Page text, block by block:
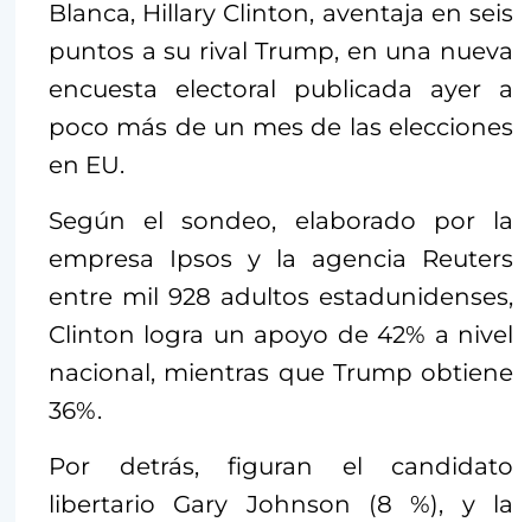
Blanca, Hillary Clinton, aventaja en seis
puntos a su rival Trump, en una nueva
encuesta electoral publicada ayer a
poco más de un mes de las elecciones
en EU.
Según el sondeo, elaborado por la
empresa Ipsos y la agencia Reuters
entre mil 928 adultos estadunidenses,
Clinton logra un apoyo de 42% a nivel
nacional, mientras que Trump obtiene
36%.
Por detrás, figuran el candidato
libertario Gary Johnson (8 %), y la